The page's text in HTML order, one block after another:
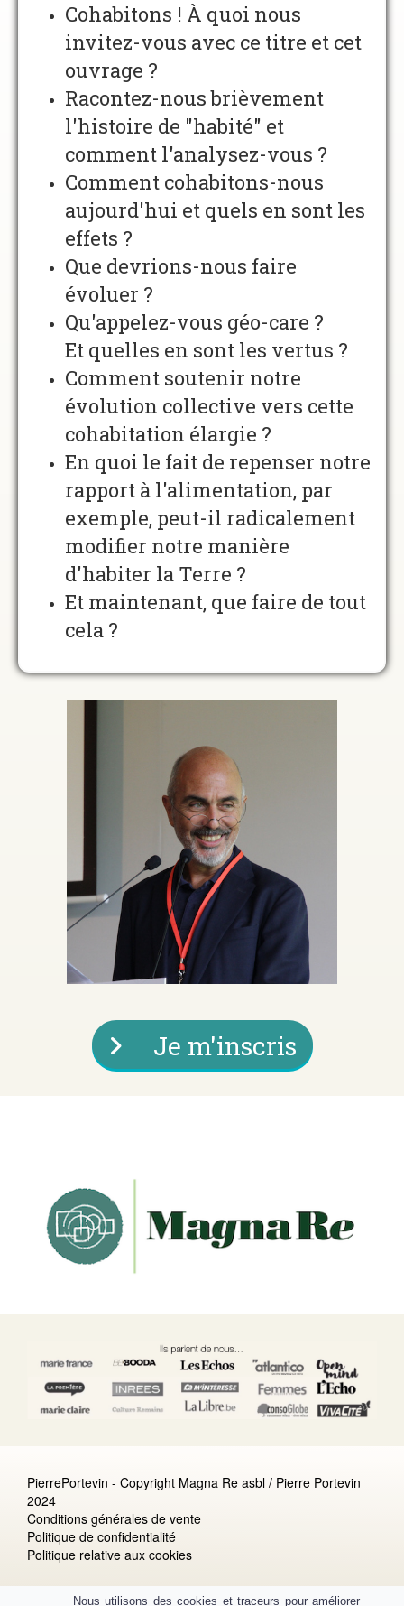
Cohabitons ! À quoi nous
invitez-vous avec ce titre et cet
ouvrage ?
Racontez-nous brièvement
l'histoire de "habité" et
comment l'analysez-vous ?
Comment cohabitons-nous
aujourd'hui et quels en sont les
effets ?
Que devrions-nous faire
évoluer ?
Qu'appelez-vous géo-care ?
Et quelles en sont les vertus ?
Comment soutenir notre
évolution collective vers cette
cohabitation élargie ?
En quoi le fait de repenser notre
rapport à l'alimentation, par
exemple, peut-il radicalement
modifier notre manière
d'habiter la Terre ?
Et maintenant, que faire de tout
cela ?
Je m'inscris
PierrePortevin - Copyright Magna Re asbl / Pierre Portevin
2024
Conditions générales de vente
Politique de confidentialité
Politique relative aux cookies
Nous utilisons des cookies et traceurs pour améliorer